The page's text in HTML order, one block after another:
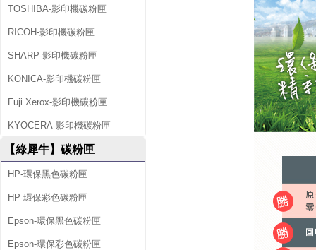
C
E
3
2
3
A
1
2
8
A
TOSHIBA-影印機碳粉匣
RICOH-影印機碳粉匣
SHARP-影印機碳粉匣
KONICA-影印機碳粉匣
Fuji Xerox-影印機碳粉匣
KYOCERA-影印機碳粉匣
【綠犀牛】碳粉匣
HP-環保黑色碳粉匣
HP-環保彩色碳粉匣
Epson-環保黑色碳粉匣
Epson-環保彩色碳粉匣